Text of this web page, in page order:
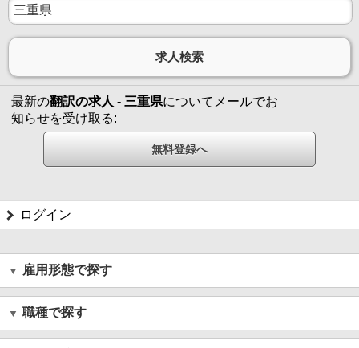
最新の翻訳の求人 - 三重県についてメールでお
知らせを受け取る:
ログイン
雇用形態で探す
職種で探す